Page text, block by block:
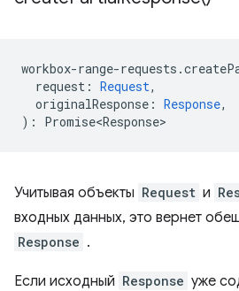
workbox-range-requests .
request : Request,
originalResponse : Response,
) : Promise<Response>
Учитывая объекты Request и
входных данных, это вернет
Response .
Если исходный Response уже